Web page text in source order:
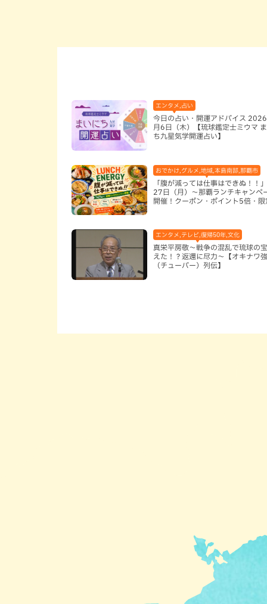
エンタメ,占い
今日の占い・開運アドバイス
月6日（木）【琉球鑑定士ミウマ
ち九星気学開運占い】
おでかけ,グルメ,地域,本島南部,那覇市
「腹が減っては仕事はできぬ！！
27日（月）〜那覇ランチキャンペ
開催！クーポン・ポイント5倍・限
エンタメ,テレビ,復帰50年,文化
真栄平房敬～戦争の混乱で琉球の
えた！？返還に尽力～【オキナワ
（チューバー）列伝】